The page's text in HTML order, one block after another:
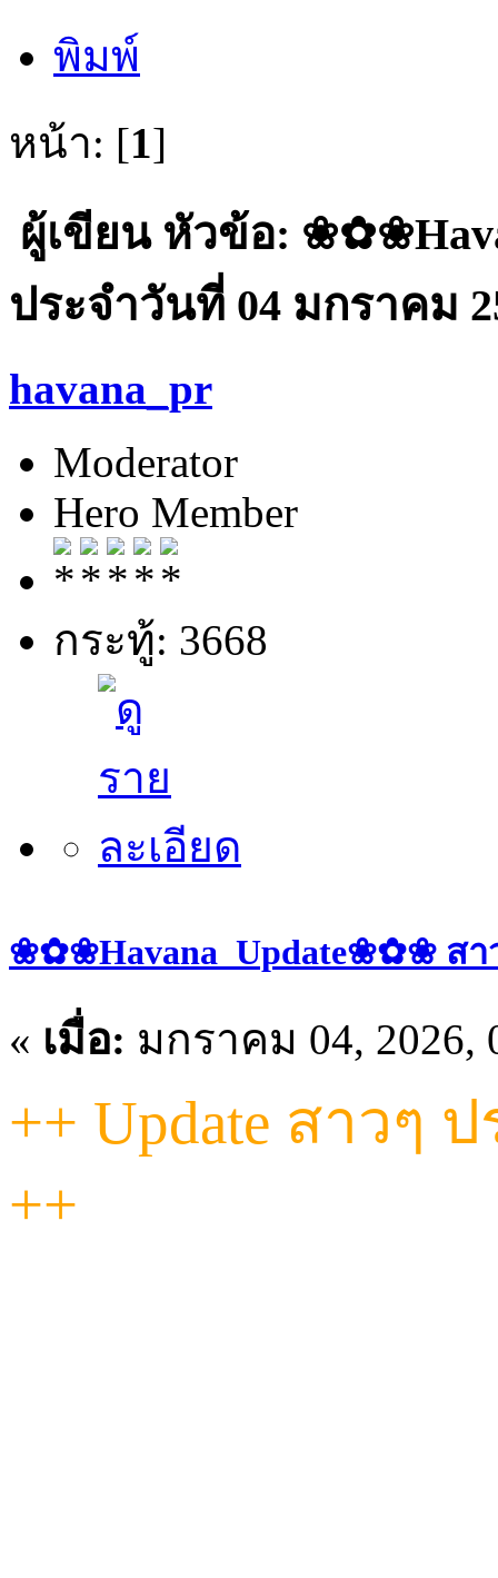
พิมพ์
หน้า: [1]
ผู้เขียนหัวข้อ:
ประจำวันที่ 04 มกราคม
havana_pr
Moderator
Hero Member
กระทู้: 3668
❀✿❀Havana_Update❀✿❀ สา
« เมื่อ: มกราคม 04, 2026,
++ Update สาวๆ
++